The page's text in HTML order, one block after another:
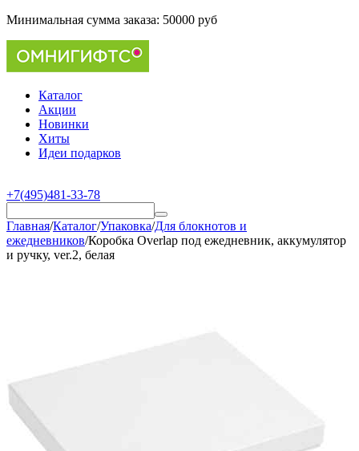
Минимальная сумма заказа: 50000 руб
Каталог
Акции
Новинки
Хиты
Идеи подарков
+7(495)481-33-78
Главная/Каталог/Упаковка/Для блокнотов и
ежедневников/Коробка Overlap под ежедневник, аккумулятор
и ручку, ver.2, белая